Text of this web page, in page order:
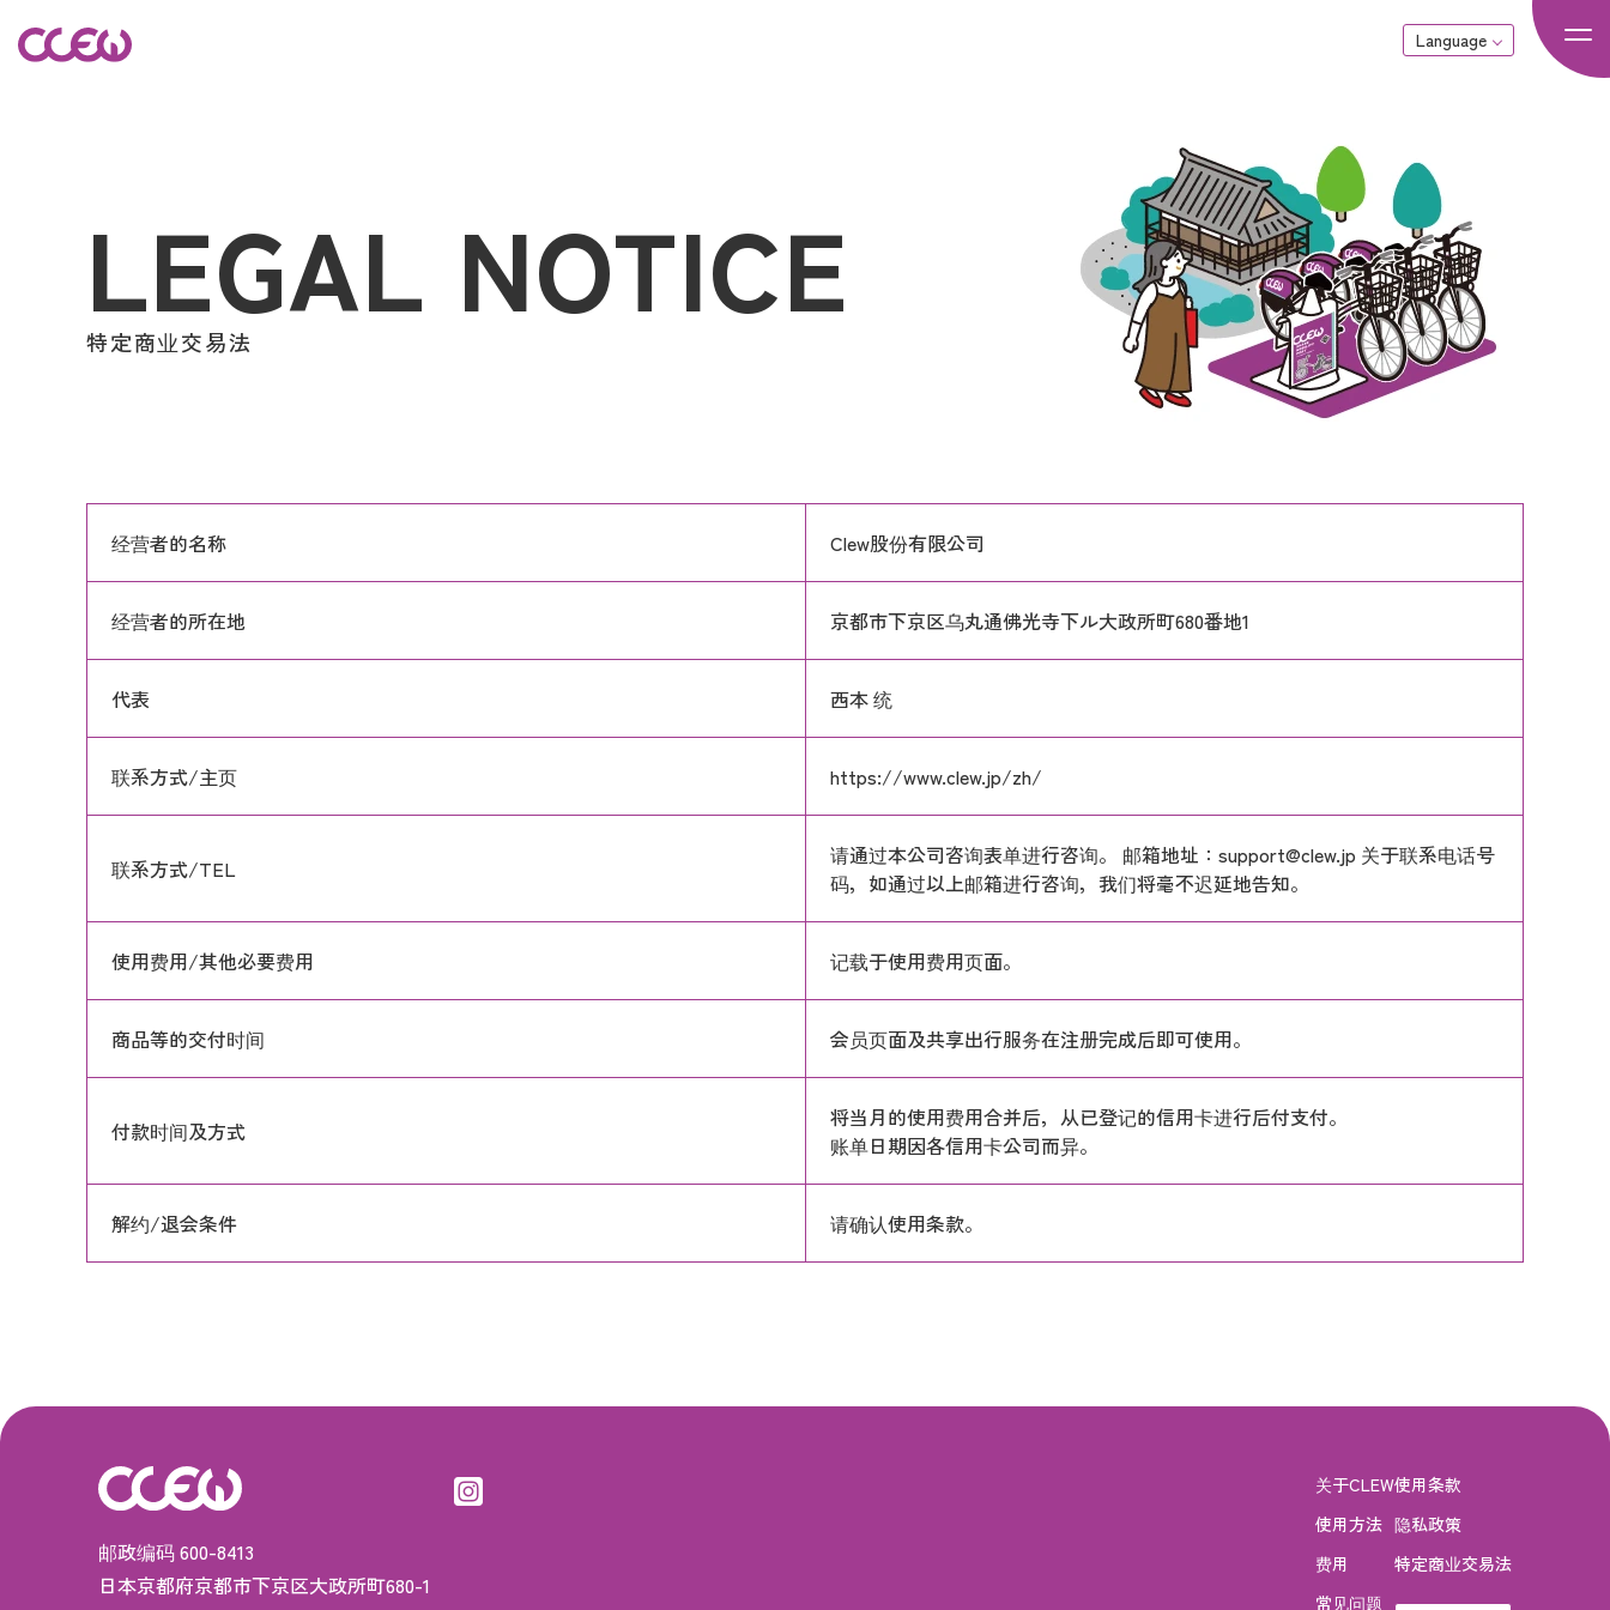
Language
特定商业交易法
经营者的名称 Clew股份有限公司
经营者的所在地 京都市下京区乌丸通佛光寺下ル大政所町680番地1
代表 西本 统
联系方式/主页 https://www.clew.jp/zh/
联系方式/TEL 请通过本公司咨询表单进行咨询。 邮箱地址： support@clew.jp 关于联系电话号
码，如通过以上邮箱进行咨询，我们将毫不迟延地告知。
使用费用/其他必要费用 记载于使用费用页面。
商品等的交付时间 会员页面及共享出行服务在注册完成后即可使用。
付款时间及方式
将当月的使用费用合并后，从已登记的信用卡进行后付支付。
账单日期因各信用卡公司而异。
解约/退会条件 请确认使用条款。
邮政编码 600-8413
日本京都府京都市下京区大政所町680-1
关于CLEW
使用方法
费用
常见问题
使用条款
隐私政策
特定商业交易法